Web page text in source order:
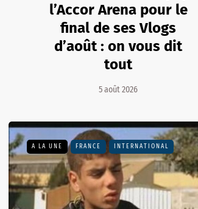
l’Accor Arena pour le
final de ses Vlogs
d’août : on vous dit
tout
5 août 2026
A LA UNE FRANCE INTERNATIONAL